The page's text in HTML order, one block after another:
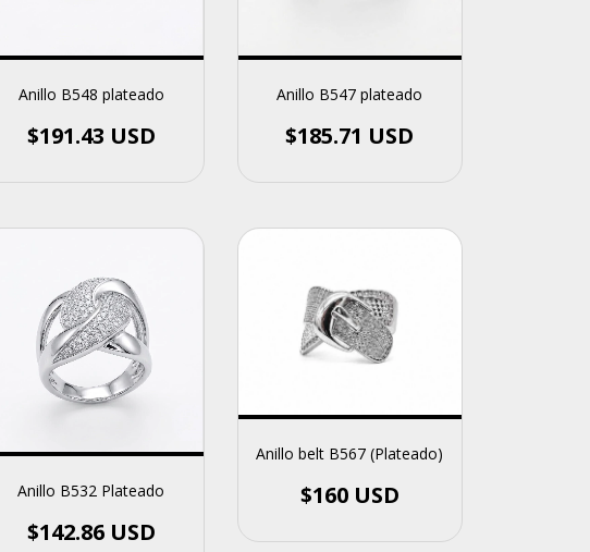
Anillo B548 plateado
$191.43 USD
Anillo B547 plateado
$185.71 USD
Anillo B532 Plateado
$142.86 USD
Anillo belt B567 (Plateado)
$160 USD